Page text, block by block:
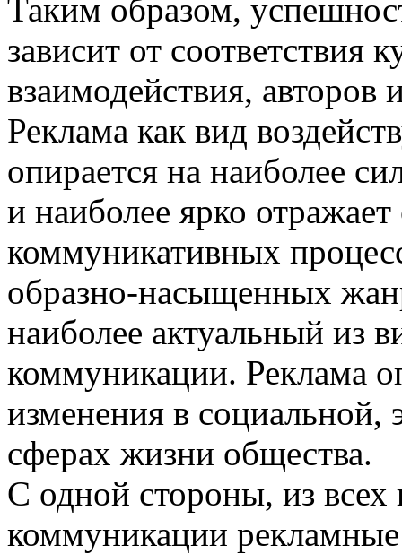
Таким образом,
зависит от соответствия
взаимодействия, авторов
Реклама как вид
опирается на наиболее
и наиболее ярко
коммуникативных
образно-насыщенных
наиболее актуальный из
коммуникации. Реклама
изменения в социальной,
сферах жизни общества.
С одной стороны, из всех
коммуникации